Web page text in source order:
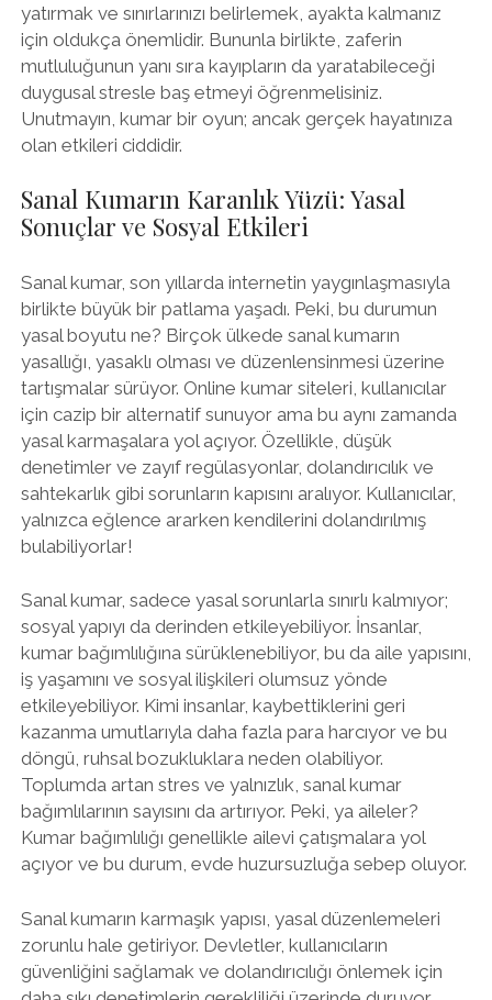
yatırmak ve sınırlarınızı belirlemek, ayakta kalmanız
için oldukça önemlidir. Bununla birlikte, zaferin
mutluluğunun yanı sıra kayıpların da yaratabileceği
duygusal stresle baş etmeyi öğrenmelisiniz.
Unutmayın, kumar bir oyun; ancak gerçek hayatınıza
olan etkileri ciddidir.
Sanal Kumarın Karanlık Yüzü: Yasal
Sonuçlar ve Sosyal Etkileri
Sanal kumar, son yıllarda internetin yaygınlaşmasıyla
birlikte büyük bir patlama yaşadı. Peki, bu durumun
yasal boyutu ne? Birçok ülkede sanal kumarın
yasallığı, yasaklı olması ve düzenlensinmesi üzerine
tartışmalar sürüyor. Online kumar siteleri, kullanıcılar
için cazip bir alternatif sunuyor ama bu aynı zamanda
yasal karmaşalara yol açıyor. Özellikle, düşük
denetimler ve zayıf regülasyonlar, dolandırıcılık ve
sahtekarlık gibi sorunların kapısını aralıyor. Kullanıcılar,
yalnızca eğlence ararken kendilerini dolandırılmış
bulabiliyorlar!
Sanal kumar, sadece yasal sorunlarla sınırlı kalmıyor;
sosyal yapıyı da derinden etkileyebiliyor. İnsanlar,
kumar bağımlılığına sürüklenebiliyor, bu da aile yapısını,
iş yaşamını ve sosyal ilişkileri olumsuz yönde
etkileyebiliyor. Kimi insanlar, kaybettiklerini geri
kazanma umutlarıyla daha fazla para harcıyor ve bu
döngü, ruhsal bozukluklara neden olabiliyor.
Toplumda artan stres ve yalnızlık, sanal kumar
bağımlılarının sayısını da artırıyor. Peki, ya aileler?
Kumar bağımlılığı genellikle ailevi çatışmalara yol
açıyor ve bu durum, evde huzursuzluğa sebep oluyor.
Sanal kumarın karmaşık yapısı, yasal düzenlemeleri
zorunlu hale getiriyor. Devletler, kullanıcıların
güvenliğini sağlamak ve dolandırıcılığı önlemek için